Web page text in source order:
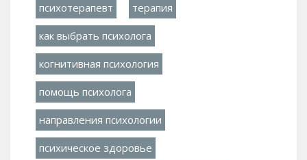
психотерапевт терапия
как выбрать психолога
когнитивная психология
помощь психолога
направления психологии
психическое здоровье